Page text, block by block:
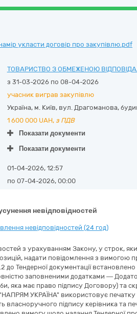
укласти договір про закупівлю.pdf
ТОВАРИСТВО З ОБМЕЖЕНОЮ
з 31-03-2026 по 08-04-2026
учасник виграв закупівлю
Україна, м. Київ, вул. Драгоманова,
1 600 000 UAH, з ПДВ
Показати документи
Показати документи
01-04-2026, 12:57
по 07-04-2026, 00:00
невідповідностей
невідповідностей (24 год)
з урахуванням Закону, у строк,
надати повідомлення з вимогою
до Тендерної документації
заповненими додатками —
яка має право підпису Договору) та
УКРАЇНА" використовує печатку
власноручного підпису керівника та